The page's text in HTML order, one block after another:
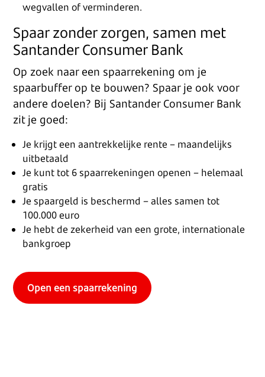
wegvallen of verminderen.
Spaar zonder zorgen, samen met
Santander Consumer Bank
Op zoek naar een spaarrekening om je
spaarbuffer op te bouwen? Spaar je ook voor
andere doelen? Bij Santander Consumer Bank
zit je goed:
Je krijgt een aantrekkelijke rente – maandelijks
uitbetaald
Je kunt tot 6 spaarrekeningen openen – helemaal
gratis
Je spaargeld is beschermd – alles samen tot
100.000 euro
Je hebt de zekerheid van een grote, internationale
bankgroep
Open een spaarrekening